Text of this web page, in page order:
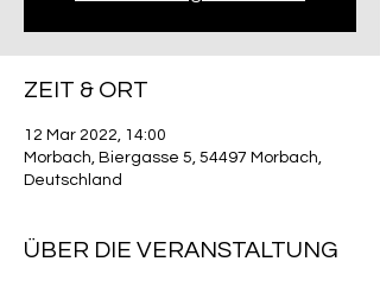
ZEIT & ORT
12 Mar 2022, 14:00
Morbach, Biergasse 5, 54497 Morbach,
Deutschland
ÜBER DIE VERANSTALTUNG